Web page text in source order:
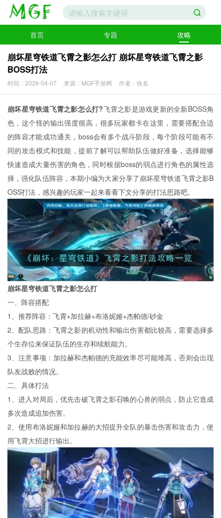
首页 专题 攻略
崩坏星穹铁道飞霄之影怎么打 崩坏星穹铁道飞霄之影
BOSS打法
时间：2026-04-07 来源：MGF手游网 作者：佚名
崩坏星穹铁道飞霄之影怎么打?飞霄之影是游戏更新的全新BOSS角
色，这个怪的输出强度很高，很多玩家都卡在这里，需要搭配合适
的阵容才能成功通关，boss会有多个战斗阶段，每个阶段可能有不
同的攻击模式和技能，提前了解可以帮助队伍做好准备，选择能够
快速造成大量伤害的角色，同时根据boss的弱点进行角色的属性选
择，强化队伍阵容，本期小编为大家分享了崩坏星穹铁道飞霄之影B
OSS打法，感兴趣的玩家一起来看看下文分享的打法思路吧。
崩坏星穹铁道飞霄之影怎么打
一、阵容搭配
1、推荐阵容：飞霄+加拉赫+布洛妮娅+杰帕德/砂金
2、配队思路：飞霄之影的机动性和输出伤害都比较高，需要选择多
个生存位来保证队伍的生存和续航能力。
3、注意事项：加拉赫和杰帕德的充能效率尽可能堆高，否则会出现
队友战败的情况。
二、具体打法
1、进入对局后，优先击破飞霄之影召唤的心兽的弱点，防止它造成
多次造成追加伤害。
2、使用布洛妮娅和加拉赫的大招提升全队的暴击伤害和攻击力，使
用飞霄大招进行输出。